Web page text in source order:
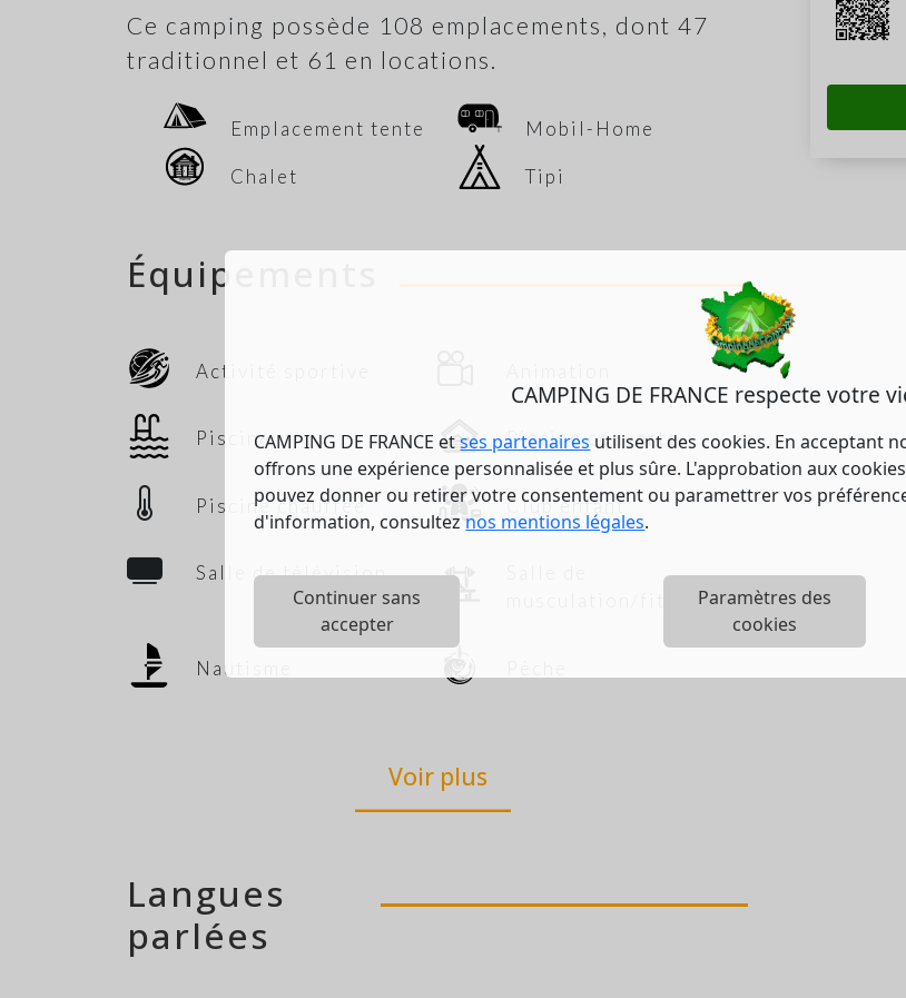
CAMPING DE FRANCE respecte votre
CAMPING DE FRANCE etses partenaires utilisent des cookies. En acceptant
offrons une expérience personnalisée et plus sûre. L'approbation aux
pouvez donner ou retirer votre consentement ou paramettrer vos
d'information, consultez nos mentions légales.
Continuer sans
accepter
Paramètres des
cookies
Ce camping possède 108 emplacements, dont 47
traditionnel et 61 en locations.
Emplacement tente Mobil-Home
Chalet Tipi
Équipements
Activité sportive
Piscine Piscine couverte
Piscine chauffée Club enfant
Salle de télévision
musculation/fitness
Nautisme
Voir plus
Langues
parlées